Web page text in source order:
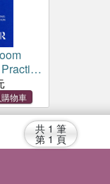
共 1 筆
第 1 頁